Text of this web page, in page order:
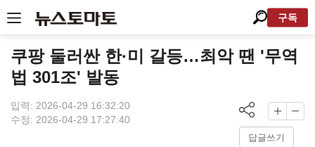
구독
쿠팡 둘러싼 한·미 갈등…최악 땐 '무역
법 301조' 발동
입력: 2026-04-29 16:32:20
수정: 2026-04-29 17:27:40
답글쓰기